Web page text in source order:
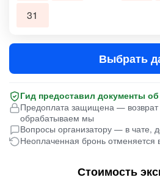
31
Выбрать
Гид предоставил документы об
Предоплата защищена — возврат
обрабатываем мы
Вопросы организатору — в чате,
Неоплаченная бронь отменяется
Стоимость